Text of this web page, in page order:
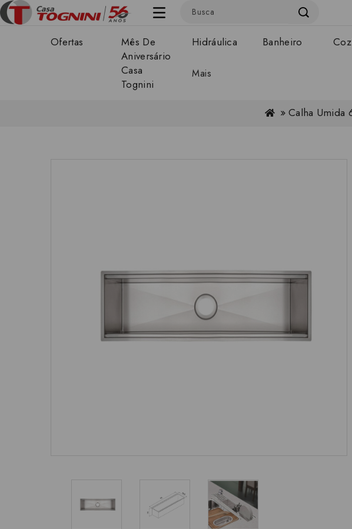
Ofertas
Mês De
Aniversário
Casa
Tognini
Hidráulica Banheiro
Mais
Calha Umida